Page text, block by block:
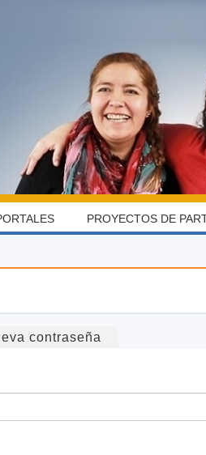
contraseña
PROYECTOS DE